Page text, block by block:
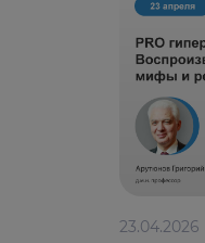
23.04.2026